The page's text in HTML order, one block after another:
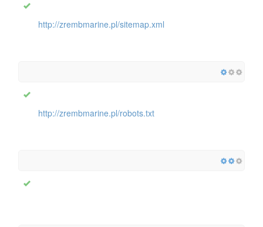
http://zrembmarine.pl/sitemap.xml
http://zrembmarine.pl/robots.txt